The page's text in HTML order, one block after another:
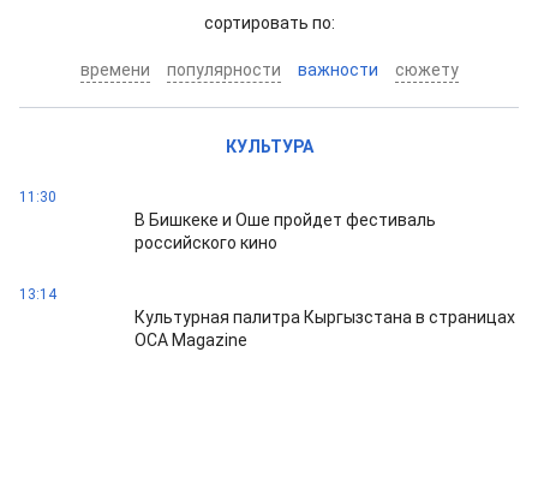
cортировать по:
времени популярности важности сюжету
КУЛЬТУРА
11:30
В Бишкеке и Оше пройдет фестиваль
российского кино
13:14
Культурная палитра Кыргызстана в страницах
OCA Magazine